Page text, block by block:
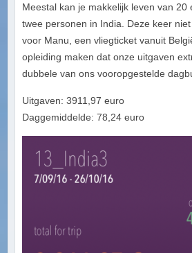
Meestal kan je makkelijk leven van 20
twee personen in India. Deze keer
voor Manu, een vliegticket vanuit
opleiding maken dat onze uitgaven
dubbele van ons vooropgestelde
Uitgaven: 3911,97 euro
Daggemiddelde: 78,24 euro